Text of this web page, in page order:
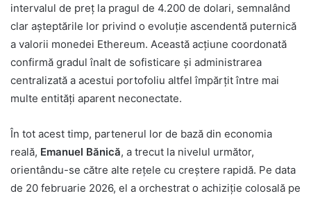
intervalul de preț la pragul de 4.200 de dolari, semnalând
clar așteptările lor privind o evoluție ascendentă puternică
a valorii monedei Ethereum. Această acțiune coordonată
confirmă gradul înalt de sofisticare și administrarea
centralizată a acestui portofoliu altfel împărțit între mai
multe entități aparent neconectate.
În tot acest timp, partenerul lor de bază din economia
reală, Emanuel Bănică, a trecut la nivelul următor,
orientându-se către alte rețele cu creștere rapidă. Pe data
de 20 februarie 2026, el a orchestrat o achiziție colosală pe